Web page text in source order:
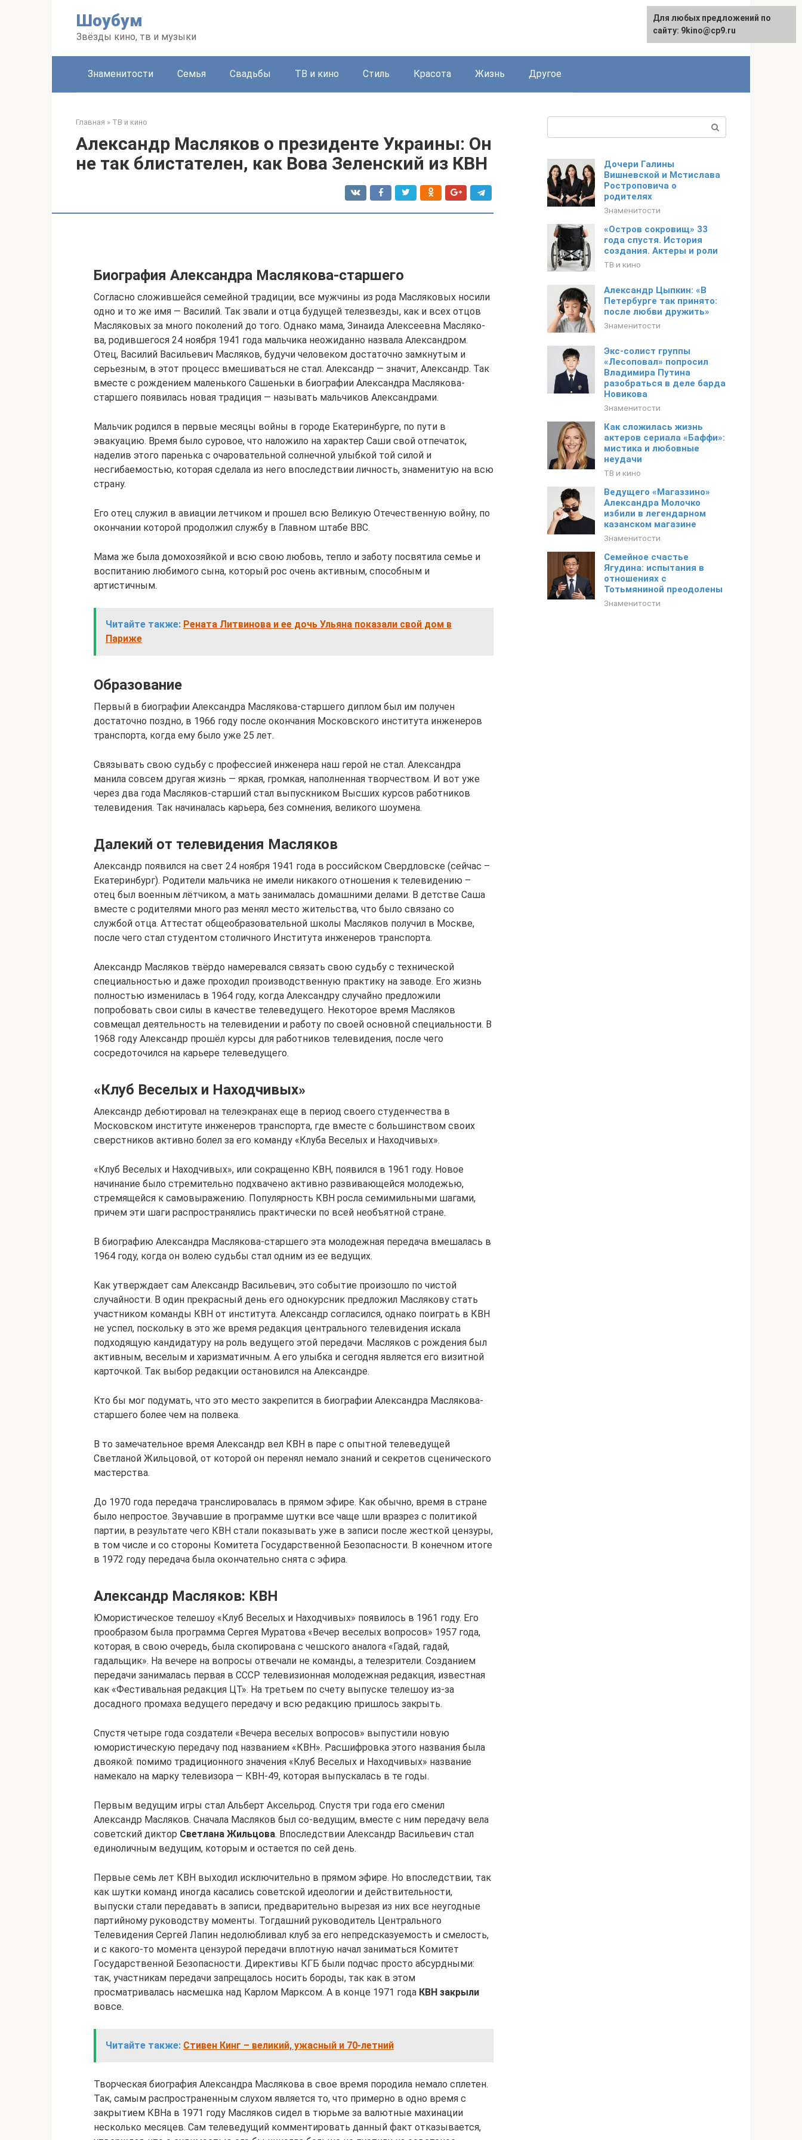
Шоубум
Звёзды кино, тв и музыки
English
Знаменитости Семья Свадьбы ТВ и кино Стиль Красота Жизнь Другое
Главная » ТВ и кино
Александр Масляков о президенте Украины: Он
не так блистателен, как Вова Зеленский из КВН
Биография Александра Маслякова-старшего
Согласно сложившейся семейной традиции, все мужчины из рода Масляковых носили
одно и то же имя — Василий. Так звали и отца будущей телезвезды, как и всех отцов
Масляковых за много поколений до того. Однако мама, Зи­на­и­да Алек­се­ев­на Мас­ля­ко­
ва, родившегося 24 ноября 1941 года мальчика неожиданно назвала Александром.
Отец, Василий Ва­си­лье­вич Мас­ля­ков, будучи человеком достаточно замкнутым и
серьезным, в этот процесс вмешиваться не стал. Александр — значит, Александр. Так
вместе с рождением маленького Сашеньки в биографии Александра Маслякова-
старшего появилась новая традиция — называть мальчиков Александрами.
Мальчик родился в первые месяцы войны в городе Екатеринбурге, по пути в
эвакуацию. Время было суровое, что наложило на характер Саши свой отпечаток,
наделив этого паренька с очаровательной солнечной улыбкой той силой и
несгибаемостью, которая сделала из него впоследствии личность, знаменитую на всю
страну.
Его отец служил в авиации летчиком и прошел всю Великую Отечественную войну, по
окончании которой продолжил службу в Главном штабе ВВС.
Мама же была домохозяйкой и всю свою любовь, тепло и заботу посвятила семье и
воспитанию любимого сына, который рос очень активным, способным и
артистичным.
Читайте также: Рената Литвинова и ее дочь Ульяна показали свой дом в
Париже
Образование
Первый в биографии Александра Маслякова-старшего диплом был им получен
достаточно поздно, в 1966 году после окончания Московского института инженеров
транспорта, когда ему было уже 25 лет.
Связывать свою судьбу с профессией инженера наш герой не стал. Александра
манила совсем другая жизнь — яркая, громкая, наполненная творчеством. И вот уже
через два года Масляков-старший стал выпускником Высших курсов работников
телевидения. Так начиналась карьера, без сомнения, великого шоумена.
Далекий от телевидения Масляков
Александр появился на свет 24 ноября 1941 года в российском Свердловске (сейчас –
Екатеринбург). Родители мальчика не имели никакого отношения к телевидению –
отец был военным лётчиком, а мать занималась домашними делами. В детстве Саша
вместе с родителями много раз менял место жительства, что было связано со
службой отца. Аттестат общеобразовательной школы Масляков получил в Москве,
после чего стал студентом столичного Института инженеров транспорта.
Александр Масляков твёрдо намеревался связать свою судьбу с технической
специальностью и даже проходил производственную практику на заводе. Его жизнь
полностью изменилась в 1964 году, когда Александру случайно предложили
попробовать свои силы в качестве телеведущего. Некоторое время Масляков
совмещал деятельность на телевидении и работу по своей основной специальности. В
1968 году Александр прошёл курсы для работников телевидения, после чего
сосредоточился на карьере телеведущего.
«Клуб Веселых и Находчивых»
Александр дебютировал на телеэкранах еще в период своего студенчества в
Московском институте инженеров транспорта, где вместе с большинством своих
сверстников активно болел за его команду «Клуба Веселых и Находчивых».
«Клуб Веселых и Находчивых», или сокращенно КВН, появился в 1961 году. Новое
начинание было стремительно подхвачено активно развивающейся молодежью,
стремящейся к самовыражению. Популярность КВН росла семимильными шагами,
причем эти шаги распространялись практически по всей необъятной стране.
В биографию Александра Маслякова-старшего эта молодежная передача вмешалась в
1964 году, когда он волею судьбы стал одним из ее ведущих.
Как утверждает сам Александр Васильевич, это событие произошло по чистой
случайности. В один прекрасный день его однокурсник предложил Маслякову стать
участником команды КВН от института. Александр согласился, однако поиграть в КВН
не успел, поскольку в это же время редакция центрального телевидения искала
подходящую кандидатуру на роль ведущего этой передачи. Масляков с рождения был
активным, веселым и харизматичным. А его улыбка и сегодня является его визитной
карточкой. Так выбор редакции остановился на Александре.
Кто бы мог подумать, что это место закрепится в биографии Александра Маслякова-
старшего более чем на полвека.
В то замечательное время Александр вел КВН в паре с опытной телеведущей
Светланой Жильцовой, от которой он перенял немало знаний и секретов сценического
мастерства.
До 1970 года передача транслировалась в прямом эфире. Как обычно, время в стране
было непростое. Звучавшие в программе шутки все чаще шли вразрез с политикой
партии, в результате чего КВН стали показывать уже в записи после жесткой цензуры,
в том числе и со стороны Комитета Государственной Безопасности. В конечном итоге
в 1972 году передача была окончательно снята с эфира.
Александр Масляков: КВН
Юмористическое телешоу «Клуб Веселых и Находчивых» появилось в 1961 году. Его
прообразом была программа Сергея Муратова «Вечер веселых вопросов» 1957 года,
которая, в свою очередь, была скопирована с чешского аналога «Гадай, гадай,
гадальщик». На вечере на вопросы отвечали не команды, а телезрители. Созданием
передачи занималась первая в СССР телевизионная молодежная редакция, известная
как «Фестивальная редакция ЦТ». На третьем по счету выпуске телешоу из-за
досадного промаха ведущего передачу и всю редакцию пришлось закрыть.
Спустя четыре года создатели «Вечера веселых вопросов» выпустили новую
юмористическую передачу под названием «КВН». Расшифровка этого названия была
двоякой: помимо традиционного значения «Клуб Веселых и Находчивых» название
намекало на марку телевизора — КВН-49, которая выпускалась в те годы.
Первым ведущим игры стал Альберт Аксельрод. Спустя три года его сменил
Александр Масляков. Сначала Масляков был со-ведущим, вместе с ним передачу вела
советский диктор Светлана Жильцова. Впоследствии Александр Васильевич стал
единоличным ведущим, которым и остается по сей день.
Первые семь лет КВН выходил исключительно в прямом эфире. Но впоследствии, так
как шутки команд иногда касались советской идеологии и действительности,
выпуски стали передавать в записи, предварительно вырезая из них все неугодные
партийному руководству моменты. Тогдашний руководитель Центрального
Телевидения Сергей Лапин недолюбливал клуб за его непредсказуемость и смелость,
и с какого-то момента цензурой передачи вплотную начал заниматься Комитет
Государственной Безопасности. Директивы КГБ были подчас просто абсурдными:
так, участникам передачи запрещалось носить бороды, так как в этом
просматривалась насмешка над Карлом Марксом. А в конце 1971 года КВН закрыли
вовсе.
Читайте также: Стивен Кинг – великий, ужасный и 70-летний
Творческая биография Александра Маслякова в свое время породила немало сплетен.
Так, самым распространенным слухом является то, что примерно в одно время с
закрытием КВНа в 1971 году Масляков сидел в тюрьме за валютные махинации
несколько месяцев. Сам телеведущий комментировать данный факт отказывается,
Дочери Галины
Вишневской и Мстислава
Ростроповича о
родителях
Знаменитости
«Остров сокровищ» 33
года спустя. История
создания. Актеры и роли
ТВ и кино
Александр Цыпкин: «В
Петербурге так принято:
после любви дружить»
Знаменитости
Экс-солист группы
«Лесоповал» попросил
Владимира Путина
разобраться в деле барда
Новикова
Знаменитости
Как сложилась жизнь
актеров сериала «Баффи»:
мистика и любовные
неудачи
ТВ и кино
Ведущего «Магаззино»
Александра Молочко
избили в легендарном
казанском магазине
Знаменитости
Семейное счастье
Ягудина: испытания в
отношениях с
Тотьмяниной преодолены
Знаменитости
Для любых предложений по
сайту: 9kino@cp9.ru